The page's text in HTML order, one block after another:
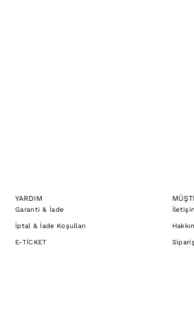
YARDIM
Garanti & İade
İptal & İade Koşulları
E-TİCKET